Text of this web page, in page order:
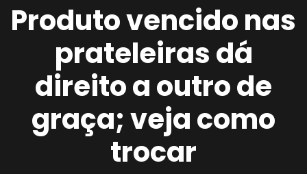
Produto vencido nas
prateleiras dá
direito a outro de
graça; veja como
trocar